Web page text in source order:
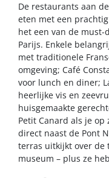
De restaurants aan
eten met een
het een van de must-
Parijs. Enkele
met traditionele
omgeving; Café
voor lunch en diner;
heerlijke vis en
huisgemaakte
Petit Canard als je
direct naast de Pont
terras uitkijkt over de
museum – plus ze